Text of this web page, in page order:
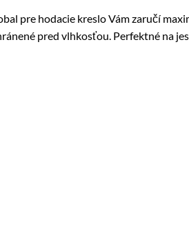
pre hodacie kreslo Vám zaručí
pred vlhkosťou. Perfektné na